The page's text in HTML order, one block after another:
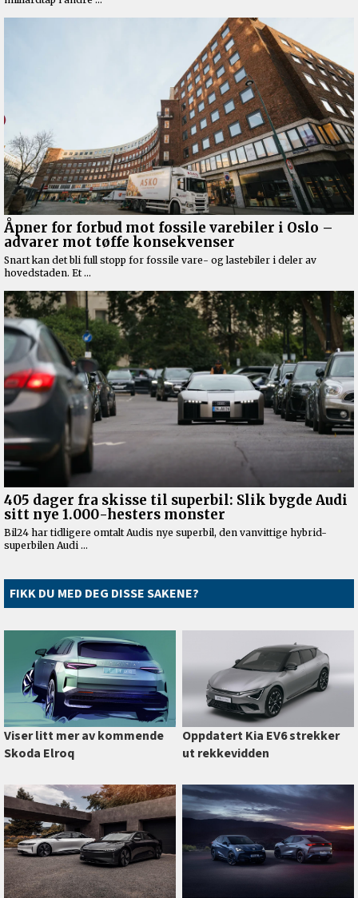
FIKK DU MED DEG DISSE SAKENE?
Viser litt mer av kommende
Skoda Elroq
Oppdatert Kia EV6 strekker
ut rekkevidden